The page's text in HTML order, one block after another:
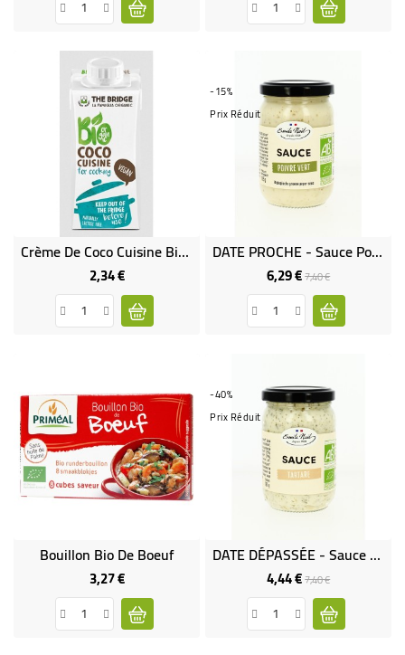
Crème De Coco Cuisine Bio & Sans Gluten
2,34 €Prix
-15%
Prix Réduit
DATE PROCHE - Sauce Poivre Vert Bio
6,29 €Prix
de
base
7,40 €Prix
Bouillon Bio De Boeuf
3,27 €Prix
-40%
Prix Réduit
DATE DÉPASSÉE - Sauce Tartare Bio
4,44 €Prix
de
base
7,40 €Prix